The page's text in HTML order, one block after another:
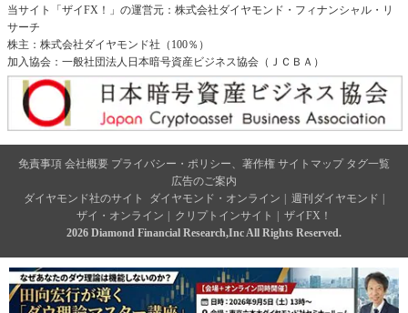
当サイト「ザイFX！」の運営元：株式会社ダイヤモンド・フィナンシャル・リ
サーチ
株主：株式会社ダイヤモンド社（100％）
加入協会：一般社団法人日本暗号資産ビジネス協会（ＪＣＢＡ）
免責事項 会社概要 プライバシー・ポリシー、著作権 サイトマップ タグ一覧
広告のご案内
ダイヤモンド社のサイト
ダイヤモンド・オンライン 週刊ダイヤモンド
ザイ・オンライン
クリプトインサイト
ザイFX！
2026 Diamond Financial Research,Inc All Rights Reserved.